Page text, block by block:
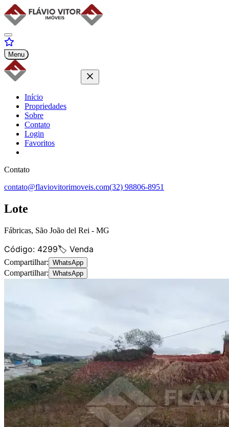
Menu
Início
Propriedades
Sobre
Contato
Login
Favoritos
Contato
contato@flaviovitorimoveis.com(32) 98806-8951
Lote
Fábricas, São João del Rei - MG
Código: 4299🏷️ Venda
Compartilhar: WhatsApp
Compartilhar: WhatsApp